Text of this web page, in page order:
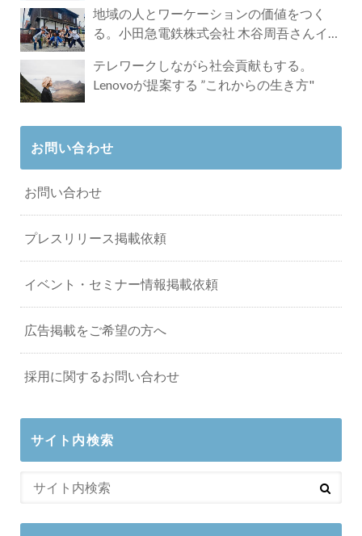
地域の人とワーケーションの価値をつく
る。小田急電鉄株式会社 木谷周吾さんイン
テレワークしながら社会貢献もする。
Lenovoが提案する ”これからの生き方"
お問い合わせ
お問い合わせ
プレスリリース掲載依頼
イベント・セミナー情報掲載依頼
広告掲載をご希望の方へ
採用に関するお問い合わせ
サイト内検索